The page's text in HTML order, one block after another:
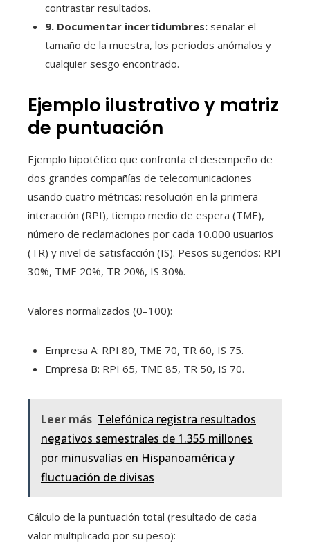
contrastar resultados.
9. Documentar incertidumbres: señalar el
tamaño de la muestra, los periodos anómalos y
cualquier sesgo encontrado.
Ejemplo ilustrativo y matriz
de puntuación
Ejemplo hipotético que confronta el desempeño de
dos grandes compañías de telecomunicaciones
usando cuatro métricas: resolución en la primera
interacción (RPI), tiempo medio de espera (TME),
número de reclamaciones por cada 10.000 usuarios
(TR) y nivel de satisfacción (IS). Pesos sugeridos: RPI
30%, TME 20%, TR 20%, IS 30%.
Valores normalizados (0–100):
Empresa A: RPI 80, TME 70, TR 60, IS 75.
Empresa B: RPI 65, TME 85, TR 50, IS 70.
Leer más Telefónica registra resultados
negativos semestrales de 1.355 millones
por minusvalías en Hispanoamérica y
fluctuación de divisas
Cálculo de la puntuación total (resultado de cada
valor multiplicado por su peso):